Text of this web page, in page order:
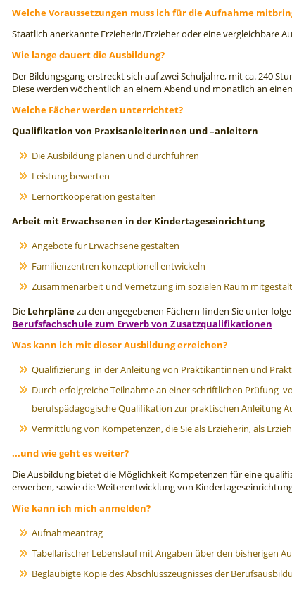
Welche Voraussetzungen muss ich für die Aufnahme
Staatlich anerkannte Erzieherin/Erzieher oder eine vergleichbare
Wie lange dauert die Ausbildung?
Der Bildungsgang erstreckt sich auf zwei Schuljahre, mit ca. 240
Diese werden wöchentlich an einem Abend und monatlich an
Welche Fächer werden unterrichtet?
Qualifikation von Praxisanleiterinnen und –anleitern
Die Ausbildung planen und durchführen
Leistung bewerten
Lernortkooperation gestalten
Arbeit mit Erwachsenen in der Kindertageseinrichtung
Angebote für Erwachsene gestalten
Familienzentren konzeptionell entwickeln
Zusammenarbeit und Vernetzung im sozialen Raum
Die Lehrplänezu den angegebenen Fächern finden Sie unter
Berufsfachschule zum Erwerb von Zusatzqualifikationen
Was kann ich mit dieser Ausbildung erreichen?
Qualifizierung in der Anleitung von Praktikantinnen und
Durch erfolgreiche Teilnahme an einer schriftlichen Prüfung
berufspädagogische Qualifikation zur praktischen Anleitung
Vermittlung von Kompetenzen, die Sie als Erzieherin, als
...und wie geht es weiter?
Die Ausbildung bietet die Möglichkeit Kompetenzen für eine
erwerben, sowie die Weiterentwicklung von
Wie kann ich mich anmelden?
Aufnahmeantrag
Tabellarischer Lebenslauf mit Angaben über den bisherigen
Beglaubigte Kopie des Abschlusszeugnisses der